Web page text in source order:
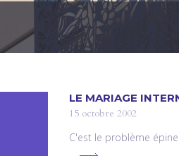
LE MARIAGE
15 octobre 2002
C'est le problème